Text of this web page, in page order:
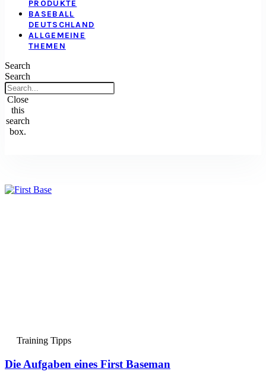
PRODUKTE
BASEBALL
DEUTSCHLAND
ALLGEMEINE
THEMEN
Search
Search
Close
this
search
box.
Training Tipps
Die Aufgaben eines First Baseman